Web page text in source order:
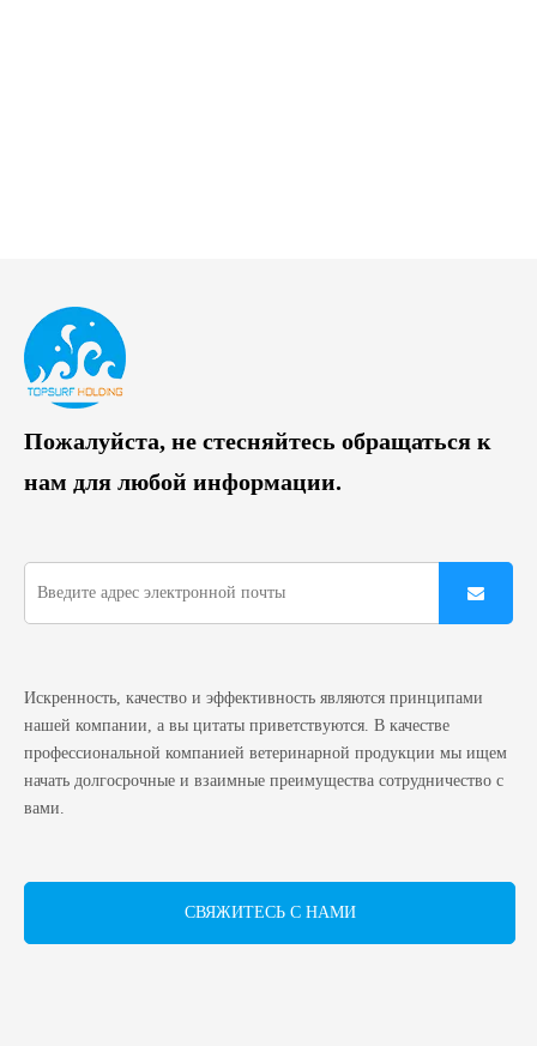
Пожалуйста, не стесняйтесь обращаться к
нам для любой информации.
Искренность, качество и эффективность являются принципами
нашей компании, а вы цитаты приветствуются. В качестве
профессиональной компанией ветеринарной продукции мы ищем
начать долгосрочные и взаимные преимущества сотрудничество с
вами.
СВЯЖИТЕСЬ С НАМИ